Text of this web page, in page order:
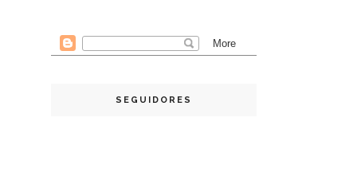
SEGUIDORES